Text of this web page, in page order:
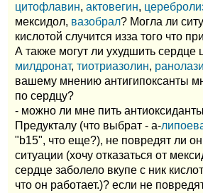
цитофлавин, актовегин,
мексидол, вазобрал? Могла ли
кислотой случится изза того что
А также могут ли ухудшить сердце
милдронат, тиотриазолин,
вашему мнению антигипоксанты
по сердцу?
- можно ли мне пить
Предукталу (что выбрат - а-
"b15", что еще?), не повредят ли
ситуации (хочу отказаться от
сердце заболело вкупе с ник
что он работает.)? если не